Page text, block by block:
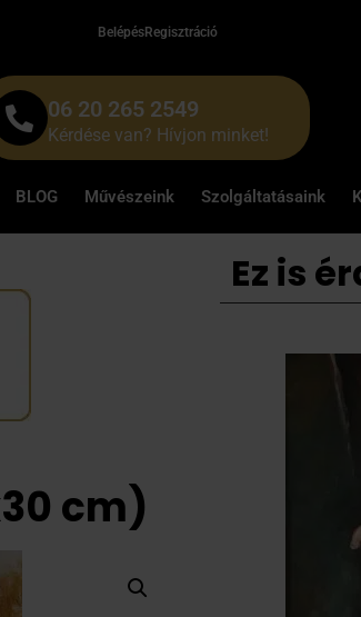
BelépésRegisztráció
06 20 265 2549
Kérdése van? Hívjon minket!
BLOG Művészeink Szolgáltatásaink
cm)
Ez is